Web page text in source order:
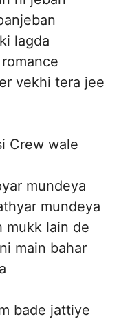
lagda
vekhi tera jee
Crew wale
mundeya
mundeya
mukk lain de
main bahar
bade jattiye